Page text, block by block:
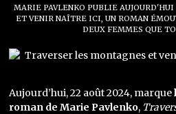
MARIE PAVLENKO PUBLIE AUJOURD'HUI
ET VENIR NAÎTRE ICI, UN ROMAN
DEUX FEMMES QUE
Aujourd’hui, 22 août 2024, marque
roman de Marie Pavlenko,